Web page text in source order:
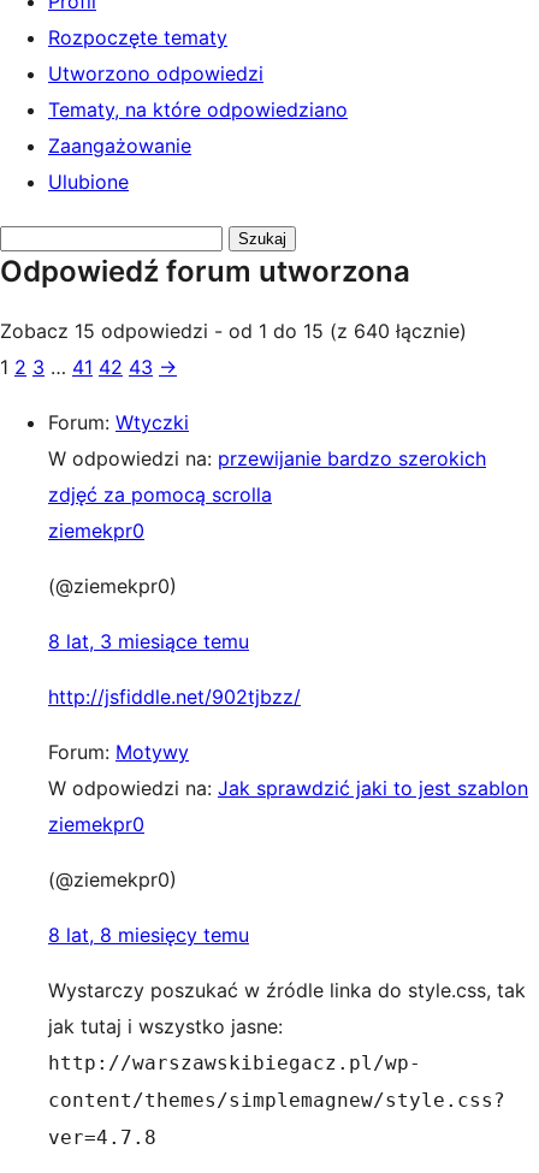
Rozpoczęte tematy
Utworzono odpowiedzi
Tematy, na które odpowiedziano
Zaangażowanie
Ulubione
odpowiedzi:
Odpowiedź forum utworzona
Zobacz 15 odpowiedzi - od 1 do 15 (z 640 łącznie)
1 2 3 … 41 42 43 →
Forum: Wtyczki
W odpowiedzi na: przewijanie bardzo szerokich
zdjęć za pomocą scrolla
ziemekpr0
(@ziemekpr0)
8 lat, 3 miesiące temu
http://jsfiddle.net/902tjbzz/
Forum: Motywy
W odpowiedzi na: Jak sprawdzić jaki to jest szablon
ziemekpr0
(@ziemekpr0)
8 lat, 8 miesięcy temu
Wystarczy poszukać w źródle linka do style.css, tak
jak tutaj i wszystko jasne:
http://warszawskibiegacz.pl/wp-
content/themes/simplemagnew/style.css?
ver=4.7.8